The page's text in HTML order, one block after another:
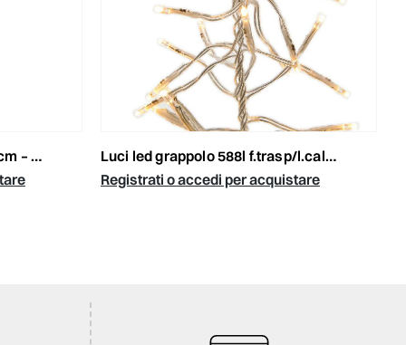
blu
luci led grappolo 588l f.trasp/l.calda interm. 4,5mt. esterno
Registrati o accedi per acquistare